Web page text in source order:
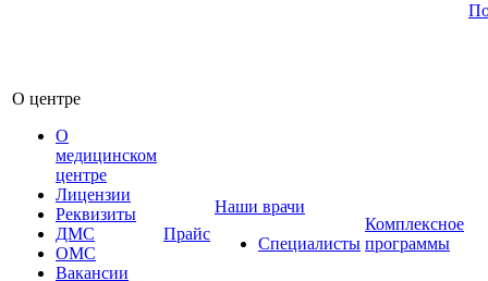
О центре
О
медицинском
центре
Лицензии
Реквизиты
ДМС
ОМС
Вакансии
Прайс
Наши врачи
Специалисты
Комплексное
программы